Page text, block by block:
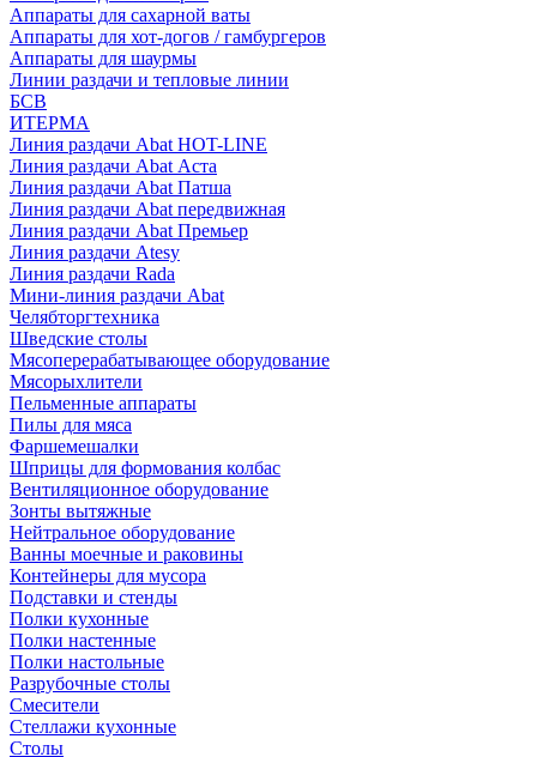
Аппараты для сахарной ваты
Аппараты для хот-догов / гамбургеров
Аппараты для шаурмы
Линии раздачи и тепловые линии
БСВ
ИТЕРМА
Линия раздачи Abat HOT-LINE
Линия раздачи Abat Аста
Линия раздачи Abat Патша
Линия раздачи Abat передвижная
Линия раздачи Abat Премьер
Линия раздачи Atesy
Линия раздачи Rada
Мини-линия раздачи Abat
Челябторгтехника
Шведские столы
Мясоперерабатывающее оборудование
Мясорыхлители
Пельменные аппараты
Пилы для мяса
Фаршемешалки
Шприцы для формования колбас
Вентиляционное оборудование
Зонты вытяжные
Нейтральное оборудование
Ванны моечные и раковины
Контейнеры для мусора
Подставки и стенды
Полки кухонные
Полки настенные
Полки настольные
Разрубочные столы
Смесители
Стеллажи кухонные
Столы